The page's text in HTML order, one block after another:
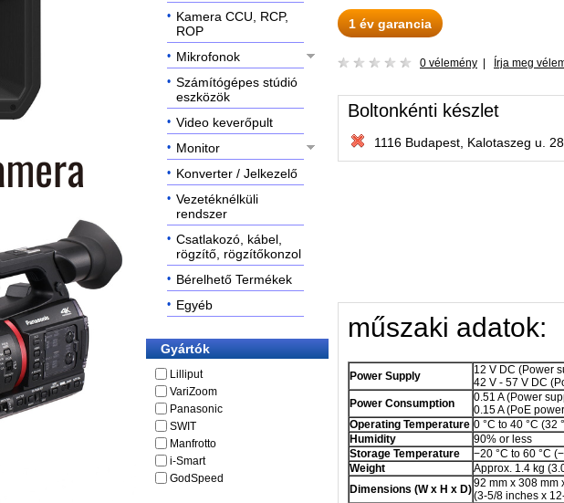
Kamera CCU, RCP,
ROP
Mikrofonok
Számítógépes stúdió
eszközök
Video keverőpult
Monitor
Konverter / Jelkezelő
Vezetéknélküli
rendszer
Csatlakozó, kábel,
rögzítő, rögzítőkonzol
Bérelhető Termékek
Egyéb
Gyártók
Lilliput
VariZoom
Panasonic
SWIT
Manfrotto
i-Smart
GodSpeed
1 év garancia
0 vélemény Írja meg
Boltonkénti készlet
1116 Budapest, Kalotaszeg u. 28.
műszaki adatok:
Power Supply
12 V DC (Power
42 V - 57 V DC
Power Consumption
0.51 A (Power
0.15 A (PoE
Operating Temperature 0 °C to 40 °C (32
Humidity
90% or less
Storage Temperature
−20 °C to 60 °C
Weight
Approx. 1.4 kg
Dimensions (W x H x D)92 mm x 308 mm
(3-5/8 inches x